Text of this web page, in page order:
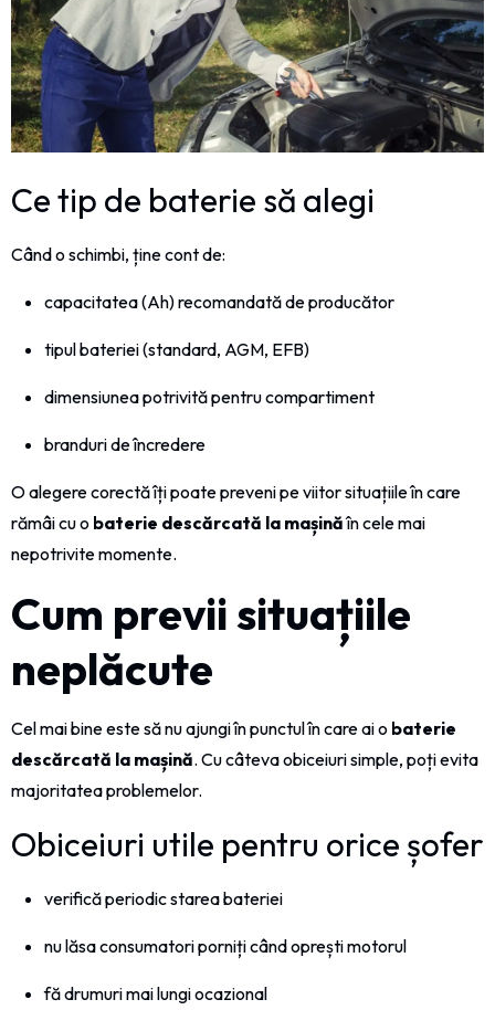
Ce tip de baterie să alegi
Când o schimbi, ține cont de:
capacitatea (Ah) recomandată de producător
tipul bateriei (standard, AGM, EFB)
dimensiunea potrivită pentru compartiment
branduri de încredere
O alegere corectă îți poate preveni pe viitor situațiile în care
rămâi cu o baterie descărcată la mașinăîn cele mai
nepotrivite momente.
Cum previi situațiile
neplăcute
Cel mai bine este să nu ajungi în punctul în care ai o baterie
descărcată la mașină. Cu câteva obiceiuri simple, poți evita
majoritatea problemelor.
Obiceiuri utile pentru orice șofer
verifică periodic starea bateriei
nu lăsa consumatori porniți când oprești motorul
fă drumuri mai lungi ocazional